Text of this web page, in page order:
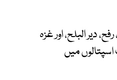
دیر البلح، اور غزہ
میں